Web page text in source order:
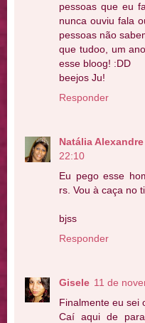
pessoas que eu
nunca ouviu fala
pessoas não
que tudoo, um
esse bloog! :DD
beejos Ju!
Responder
Natália Alexandre
22:10
Eu pego esse
rs. Vou à caça no
bjss
Responder
Gisele 11 de
Finalmente eu sei
Caí aqui de